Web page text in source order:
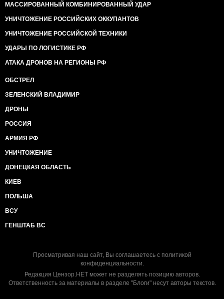
МАССИРОВАННЫЙ КОМБИНИРОВАННЫЙ УДАР
УНИЧТОЖЕНИЕ РОССИЙСКИХ ОККУПАНТОВ
УНИЧТОЖЕНИЕ РОССИЙСКОЙ ТЕХНИКИ
УДАРЫ ПО ЛОГИСТИКЕ РФ
АТАКА ДРОНОВ НА РЕГИОНЫ РФ
ОБСТРЕЛ
ЗЕЛЕНСКИЙ ВЛАДИМИР
ДРОНЫ
РОССИЯ
АРМИЯ РФ
УНИЧТОЖЕНИЕ
ДОНЕЦКАЯ ОБЛАСТЬ
КИЕВ
ПОЛЬША
ВСУ
ГЕНШТАБ ВС
Просматривая наш сайт, Вы соглашаетесь с политикой
конфиденциальности.
Редакция Цензор.НЕТ может не разделять позицию авторов.
Ответственность за материалы в разделе "Блоги" несут авторы текстов.